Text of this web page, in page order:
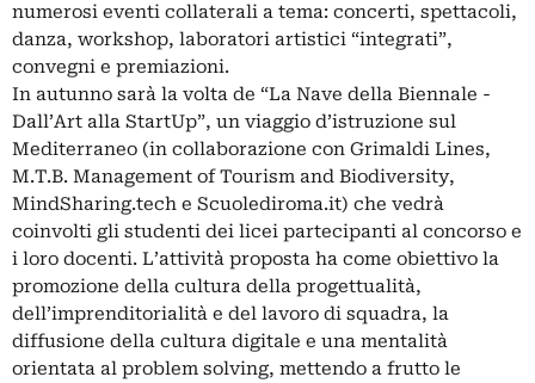
numerosi eventi collaterali a tema: concerti, spettacoli,
danza, workshop, laboratori artistici “integrati”,
convegni e premiazioni.
In autunno sarà la volta de “La Nave della Biennale -
Dall’Art alla StartUp”, un viaggio d’istruzione sul
Mediterraneo (in collaborazione con Grimaldi Lines,
M.T.B. Management of Tourism and Biodiversity,
MindSharing.tech e Scuolediroma.it) che vedrà
coinvolti gli studenti dei licei partecipanti al concorso e
i loro docenti. L’attività proposta ha come obiettivo la
promozione della cultura della progettualità,
dell’imprenditorialità e del lavoro di squadra, la
diffusione della cultura digitale e una mentalità
orientata al problem solving, mettendo a frutto le